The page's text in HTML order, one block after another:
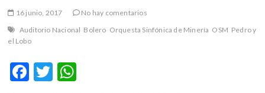
16 junio, 2017
No hay comentarios
Auditorio Nacional Bolero Orquesta Sinfónica de Minería OSM Pedro y
el Lobo
F
T